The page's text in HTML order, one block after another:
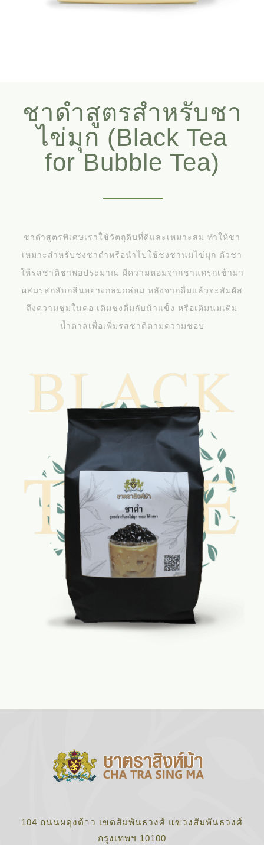
ชาดำสูตรสำหรับชา
ไข่มุก (Black Tea
for Bubble Tea)
ชาดำสูตรพิเศษเราใช้วัตถุดิบที่ดีและเหมาะสม ทำให้ชา
เหมาะสำหรับชงชาดำหรือนำไปใช้ชงชานมไข่มุก ตัวชา
ให้รสชาติชาพอประมาณ มีความหอมจากชาแทรกเข้ามา
ผสมรสกลับกลิ่นอย่างกลมกล่อม หลังจากดื่มแล้วจะสัมผัส
ถึงความชุ่มในคอ เติมชงดื่มกับน้าแข็ง หรือเติมนมเติม
น้ำตาลเพื่อเพิ่มรสชาติตามความชอบ
104 ถนนผดุงด้าว เขตสัมพันธวงศ์ แขวงสัมพันธวงศ์
กรุงเทพฯ 10100